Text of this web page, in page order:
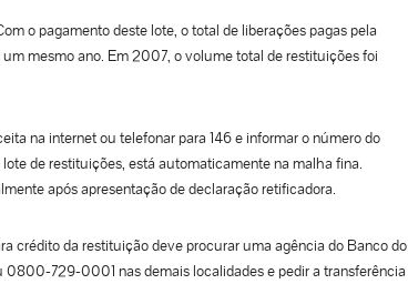
o pagamento deste lote, o total de liberações pagas pela
mesmo ano. Em 2007, o volume total de restituições foi
na internet ou telefonar para 146 e informar o número do
de restituições, está automaticamente na malha fina.
após apresentação de declaração retificadora.
crédito da restituição deve procurar uma agência do Banco do
729-0001 nas demais localidades e pedir a transferência